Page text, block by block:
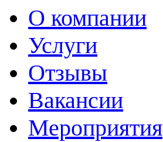
О компании
Услуги
Отзывы
Вакансии
Мероприятия